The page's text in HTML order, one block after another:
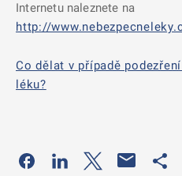
Internetu naleznete na
http://
Co dělat v případě
léku?
Odkaz se otevře na nové
Odkaz se otevře
Odkaz se